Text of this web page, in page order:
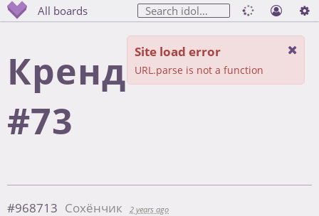
All boards
Крендельная
#73
#968713 Сохёнчик
2 years ago
Site load error
URL.parse is not a function